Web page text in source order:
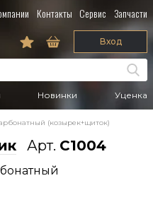
Контакты Сервис Запчасти
Новинки Уценка
Вход
(козырек+щиток)
Арт. C1004